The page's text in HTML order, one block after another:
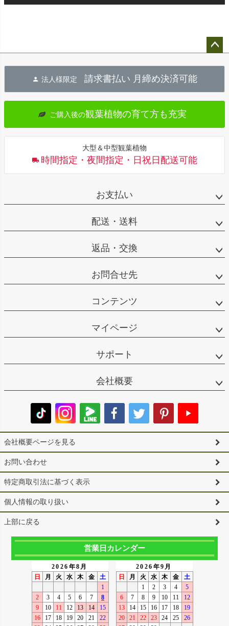
へ
法人様限定 請求書払い 月締め決済可能
ご購入後の観葉植物の育て方も充実
大型＆中型観葉植物
時間指定・夜間指定・日祝日配送可能
お支払い
配送・送料
返品・交換
お問合せ先
コンテンツ
マイページ
サポート
会社概要
会社概要ページを見る
お問い合わせ
特定商取引法に基づく表示
個人情報の取り扱い
上部に戻る
営業日カレンダー